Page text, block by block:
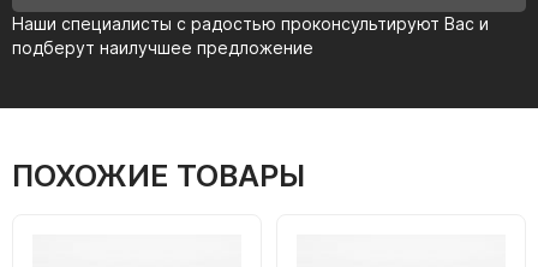
Наши специалисты с радостью проконсультируют Вас и
подберут наилучшее предложение
ПОХОЖИЕ ТОВАРЫ